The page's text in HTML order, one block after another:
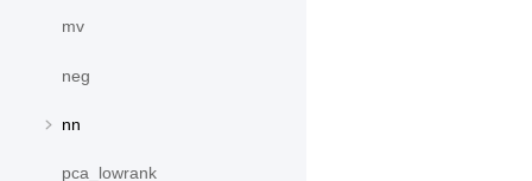
mv
neg
nn
pca_lowrank